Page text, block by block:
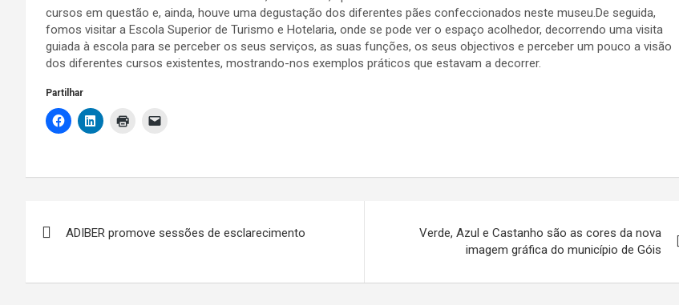
cursos em questão e, ainda, houve uma degustação dos diferentes pães confeccionados neste museu.De seguida,
fomos visitar a Escola Superior de Turismo e Hotelaria, onde se pode ver o espaço acolhedor, decorrendo uma visita
guiada à escola para se perceber os seus serviços, as suas funções, os seus objectivos e perceber um pouco a visão
dos diferentes cursos existentes, mostrando-nos exemplos práticos que estavam a decorrer.
Partilhar
artigos
ADIBER promove sessões de esclarecimento
Verde, Azul e Castanho são as cores da nova
imagem gráfica do município de Góis